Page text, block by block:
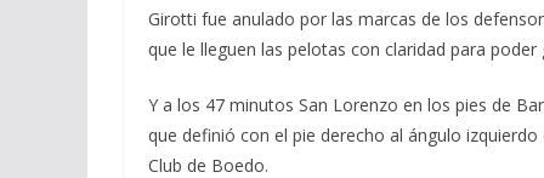
Girotti fue anulado por las marcas de los
que le lleguen las pelotas con claridad para
Y a los 47 minutos San Lorenzo en los pies de
que definió con el pie derecho al ángulo
Club de Boedo.